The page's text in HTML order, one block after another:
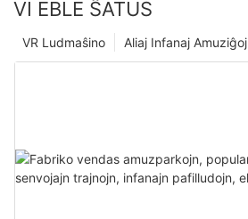
VI EBLE ŜATUS
Aliaj Infanaj Amuziĝoj
VR Ludmaŝino